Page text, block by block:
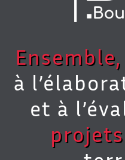
Ensemble,
à
et à
projets